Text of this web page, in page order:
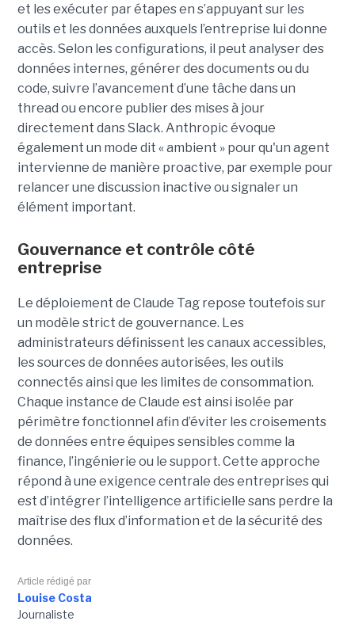
et les exécuter par étapes en s’appuyant sur les
outils et les données auxquels l’entreprise lui donne
accès. Selon les configurations, il peut analyser des
données internes, générer des documents ou du
code, suivre l’avancement d’une tâche dans un
thread ou encore publier des mises à jour
directement dans Slack. Anthropic évoque
également un mode dit « ambient » pour qu'un agent
intervienne de manière proactive, par exemple pour
relancer une discussion inactive ou signaler un
élément important.
Gouvernance et contrôle côté
entreprise
Le déploiement de Claude Tag repose toutefois sur
un modèle strict de gouvernance. Les
administrateurs définissent les canaux accessibles,
les sources de données autorisées, les outils
connectés ainsi que les limites de consommation.
Chaque instance de Claude est ainsi isolée par
périmètre fonctionnel afin d’éviter les croisements
de données entre équipes sensibles comme la
finance, l’ingénierie ou le support. Cette approche
répond à une exigence centrale des entreprises qui
est d’intégrer l’intelligence artificielle sans perdre la
maîtrise des flux d’information et de la sécurité des
données.
Article rédigé par
Louise Costa
Journaliste